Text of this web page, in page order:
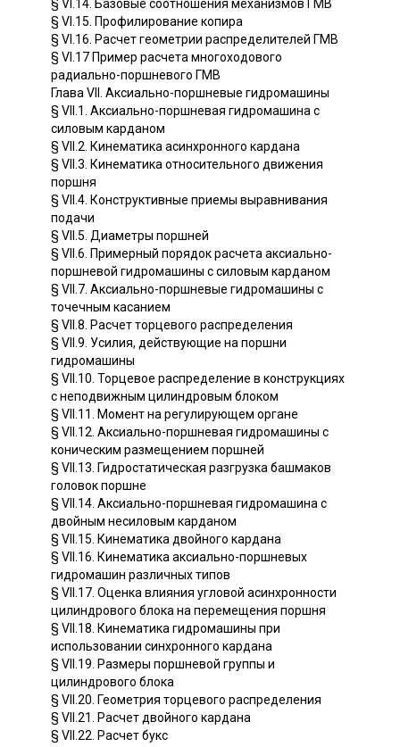
§ VI.14. Базовые соотношения механизмов ГМВ
§ VI.15. Профилирование копира
§ VI.16. Расчет геометрии распределителей ГМВ
§ VI.17 Пример расчета многоходового
радиально-поршневого ГМВ
Глава VII. Аксиально-поршневые гидромашины
§ VII.1. Аксиально-поршневая гидромашина с
силовым карданом
§ VII.2. Кинематика асинхронного кардана
§ VII.3. Кинематика относительного движения
поршня
§ VII.4. Конструктивные приемы выравнивания
подачи
§ VII.5. Диаметры поршней
§ VII.6. Примерный порядок расчета аксиально-
поршневой гидромашины с силовым карданом
§ VII.7. Аксиально-поршневые гидромашины с
точечным касанием
§ VII.8. Расчет торцевого распределения
§ VII.9. Усилия, действующие на поршни
гидромашины
§ VII.10. Торцевое распределение в конструкциях
с неподвижным цилиндровым блоком
§ VII.11. Момент на регулирующем органе
§ VII.12. Аксиально-поршневая гидромашины с
коническим размещением поршней
§ VII.13. Гидростатическая разгрузка башмаков
головок поршне
§ VII.14. Аксиально-поршневая гидромашина с
двойным несиловым карданом
§ VII.15. Кинематика двойного кардана
§ VII.16. Кинематика аксиально-поршневых
гидромашин различных типов
§ VII.17. Оценка влияния угловой асинхронности
цилиндрового блока на перемещения поршня
§ VII.18. Кинематика гидромашины при
использовании синхронного кардана
§ VII.19. Размеры поршневой группы и
цилиндрового блока
§ VII.20. Геометрия торцевого распределения
§ VII.21. Расчет двойного кардана
§ VII.22. Расчет букс